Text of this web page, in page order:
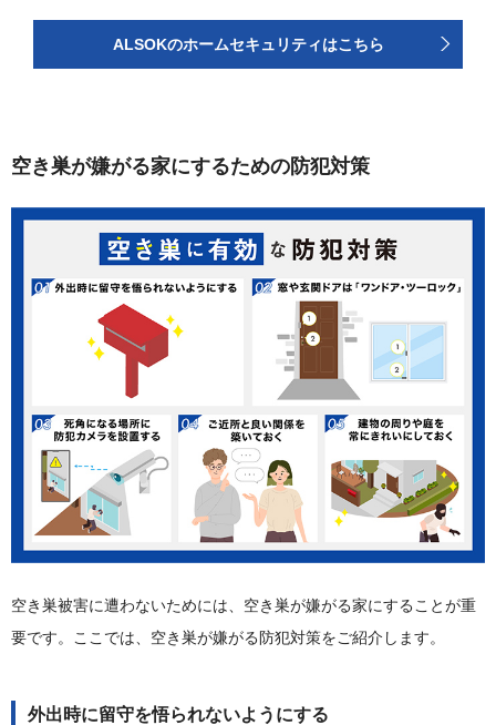
ALSOKのホームセキュリティはこちら
空き巣が嫌がる家にするための防犯対策
空き巣被害に遭わないためには、空き巣が嫌がる家にすることが重
要です。ここでは、空き巣が嫌がる防犯対策をご紹介します。
外出時に留守を悟られないようにする